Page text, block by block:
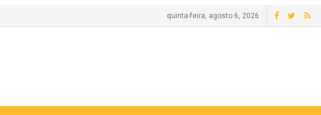
quinta-feira, agosto 6, 2026